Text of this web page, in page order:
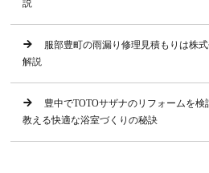
説
服部豊町の雨漏り修理見積もりは株
解説
豊中でTOTOサザナのリフォームを
教える快適な浴室づくりの秘訣